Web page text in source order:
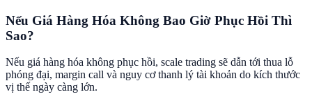
Nếu Giá Hàng Hóa Không Bao Giờ Phục Hồi Thì
Sao?
Nếu giá hàng hóa không phục hồi, scale trading sẽ dẫn tới thua lỗ
phóng đại, margin call và nguy cơ thanh lý tài khoản do kích thước
vị thế ngày càng lớn.